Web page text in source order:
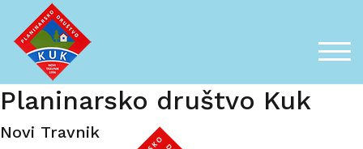
content
Planinarsko društvo Kuk
Novi Travnik